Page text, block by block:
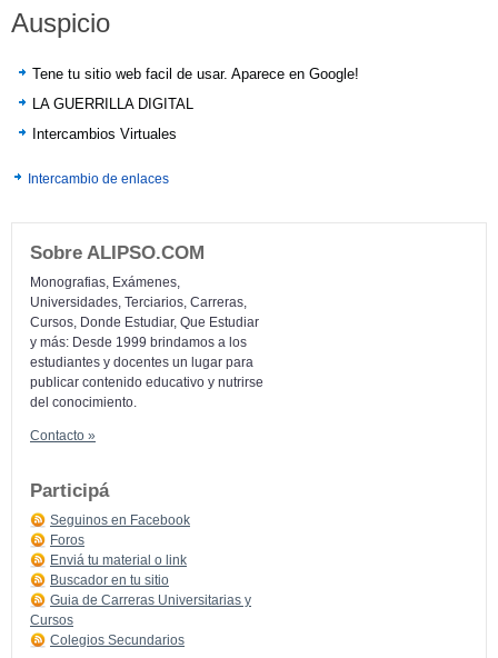
Auspicio
Tene tu sitio web facil de usar. Aparece en Google!
LA GUERRILLA DIGITAL
Intercambios Virtuales
Intercambio de enlaces
Sobre ALIPSO.COM
Monografias, Exámenes,
Universidades, Terciarios, Carreras,
Cursos, Donde Estudiar, Que Estudiar
y más: Desde 1999 brindamos a los
estudiantes y docentes un lugar para
publicar contenido educativo y nutrirse
del conocimiento.
Contacto »
Participá
Seguinos en Facebook
Foros
Enviá tu material o link
Buscador en tu sitio
Guia de Carreras Universitarias y
Cursos
Colegios Secundarios